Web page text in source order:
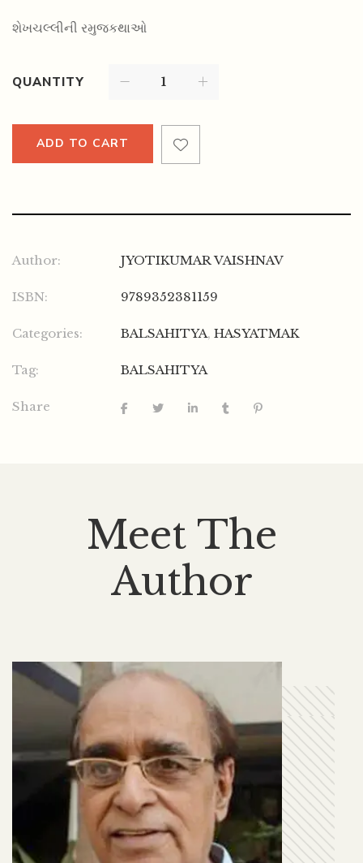
શેખચલ્લીની રમુજકથાઓ
QUANTITY
ADD TO CART
Author: JYOTIKUMAR VAISHNAV
ISBN: 9789352381159
Categories: BALSAHITYA, HASYATMAK
Tag: BALSAHITYA
Share
Meet The
Author